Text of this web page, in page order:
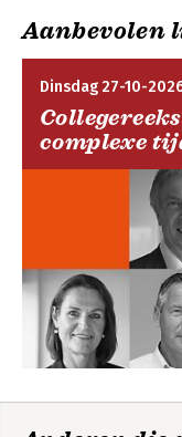
Aanbevolen
Dinsdag 27-10-
complexe